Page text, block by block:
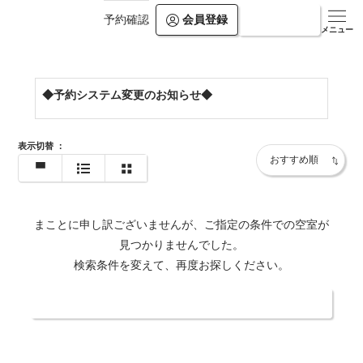
予約確認 会員登録
メニュー
https://www.hakuba-highland.net/
◆予約システム変更のお知らせ◆
表示切替 ：
まことに申し訳ございませんが、ご指定の条件での空室が
見つかりませんでした。
検索条件を変えて、再度お探しください。